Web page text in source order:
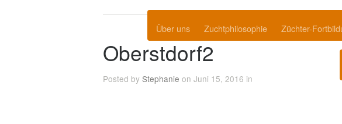
Über uns Zuchtphilosophie Züchter-
Oberstdorf2
Posted by Stephanie on Juni 15, 2016 in